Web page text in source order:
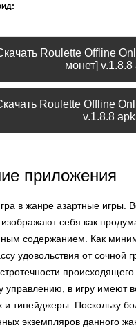
Roulette Offline
монет] v.1.8.8
Roulette Offline
v.1.8.8 apk
приложения
в жанре азартные игры.
изображают себя как
содержанием. Как
удовольствия от сочной
управлению, в игру имеют
и тинейджеры. Поскольку
экземпляров данного